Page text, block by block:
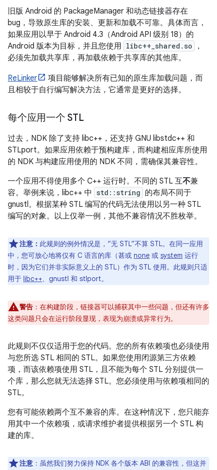
旧版 Android 的 PackageManager 和动态链接器存在
bug，导致原生库的安装、更新和加载不可靠。具体而言，
如果应用以早于 Android 4.3（Android API 级别 18）的
Android 版本为目标，并且您使用 libc++_shared.so
，
必须先加载共享库，再加载依赖于共享库的其他库。
ReLinker
项目能够解决所有已知的原生库加载问题，而
且相较于自行编写解决方法，它通常是更好的选择。
每个应用一个 STL
过去，NDK 除了支持 libc++，还支持 GNU libstdc++ 和
STLport。如果应用依赖于预构建库，而构建相应库所使用
的 NDK 与构建应用使用的 NDK 不同，需确保其兼容性。
一个应用不得使用多个 C++ 运行时。不同的 STL 互不兼
容。举例来说，libc++ 中
std::string 的布局不同于
gnustl。根据某种 STL 编写的代码无法使用以另一种 STL
编写的对象。以上仅举一例，其他不兼容情况不胜枚举。
注意： 此规则的例外情况是，“无 STL”不算 STL。在同一应用
中，您可放心地将仅有 C 语言的库（甚或 none 或 system 运行
时，因为它们并非实际意义上的 STL）作为 STL 使用。此规则只适
用于 libc++、gnustl 和 stlport。
警告 ：在构建阶段，链接器可以捕获其中一些问题，但还有许多
这类问题只会在运行阶段显现，表现为崩溃或异常行为。
此规则不仅仅适用于您的代码。您的所有依赖项也必须使用
与您所选 STL 相同的 STL。如果您使用闭源第三方依赖
项，而该依赖项使用 STL，且不能为每个 STL 分别提供一
个库，那么您就无法选择 STL。您必须使用与依赖项相同的
STL。
您有可能依赖两个互不兼容的库。在这种情况下，您只能弃
用其中一个依赖项，或请求维护者提供根据另一个 STL 构
建的库。
注意 ：虽然我们努力保持 NDK 各个版本 ABI 的兼容性，但这并